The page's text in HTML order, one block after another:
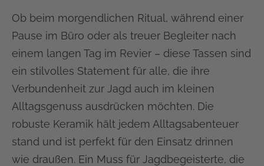
Ob beim morgendlichen Ritual, während einer
Pause im Büro oder als treuer Begleiter nach
einem langen Tag im Revier – diese Tassen sind
ein stilvolles Statement für alle, die ihre
Verbundenheit zur Jagd auch im kleinen
Alltagsgenuss ausdrücken möchten. Die
robuste Keramik hält jedem Alltagsabenteuer
stand und ist perfekt für den Einsatz drinnen
wie draußen. Ein Muss für Jagdbegeisterte, die